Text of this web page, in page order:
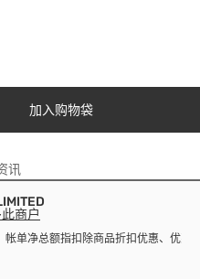
加入购物袋
讯
商户
单净总额指扣除商品折扣优惠、优惠